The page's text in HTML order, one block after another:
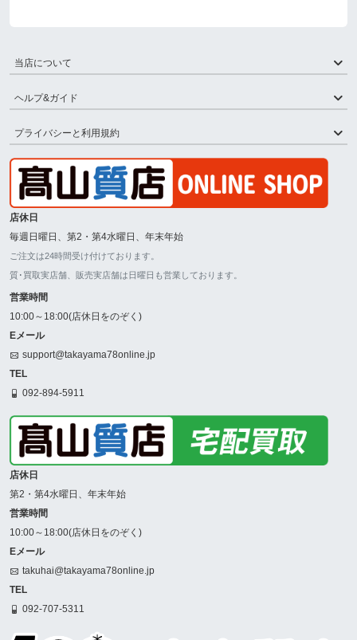
当店について
ヘルプ&ガイド
プライバシーと利用規約
店休日
毎週日曜日、第2・第4水曜日、年末年始
ご注文は24時間受け付けております。
質･買取実店舗、販売実店舗は日曜日も営業しております。
営業時間
10:00～18:00(店休日をのぞく)
Eメール
support@takayama78online.jp
TEL
092-894-5911
店休日
第2・第4水曜日、年末年始
営業時間
10:00～18:00(店休日をのぞく)
Eメール
takuhai@takayama78online.jp
TEL
092-707-5311